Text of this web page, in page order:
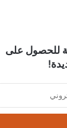
للحصول على